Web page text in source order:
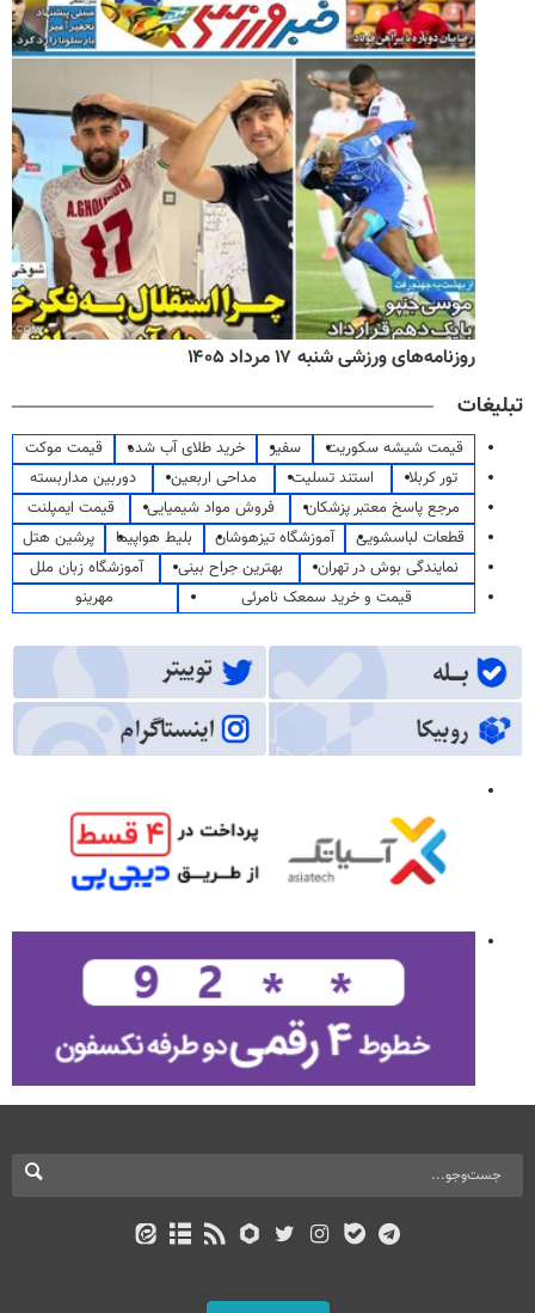
روزنامه‌های ورزشی شنبه ۱۷ مرداد ۱۴۰۵
تبلیغات
قیمت شیشه سکوریت سفیر خرید طلای آب شده
قیمت موکت
تور کربلا
استند تسلیت مداحی اربعین
دوربین مداربسته
مرجع پاسخ معتبر پزشکان
فروش مواد شیمیایی
قیمت ایمپلنت
قطعات لباسشویی
آموزشگاه تیزهوشان بلیط هواپیما
پرشین هتل
نمایندگی بوش در تهران
بهترین جراح بینی
آموزشگاه زبان ملل
قیمت و خرید سمعک نامرئی
مهرینو